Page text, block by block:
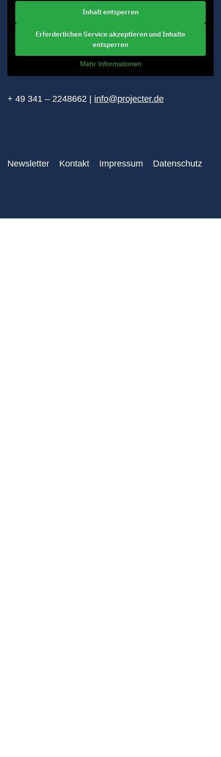
Inhalt entsperren
Erforderlichen Service akzeptieren und Inhalte
entsperren
Mehr Informationen
+ 49 341 – 2248662 | info@projecter.de
Newsletter Kontakt Impressum Datenschutz